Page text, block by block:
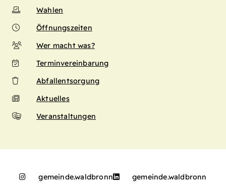
Wahlen
Öffnungszeiten
Wer macht was?
Terminvereinbarung
Abfallentsorgung
Aktuelles
Veranstaltungen
gemeinde.waldbronn gemeinde.waldbronn